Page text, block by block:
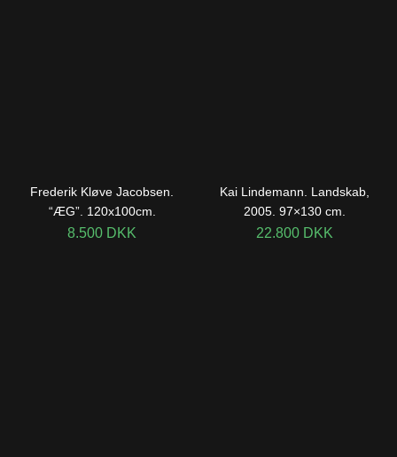
Frederik Kløve Jacobsen.
“ÆG”. 120x100cm.
8.500 DKK
Kai Lindemann. Landskab,
2005. 97×130 cm.
22.800 DKK